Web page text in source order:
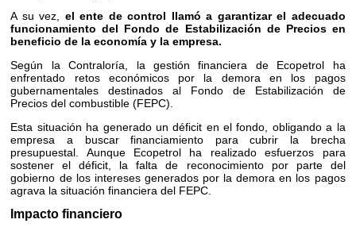
A su vez,
el ente de control llamó a garantizar el adecuado
funcionamiento del Fondo de Estabilización de Precios en
beneficio de la economía y la empresa.
Según la Contraloría, la gestión financiera de Ecopetrol ha
enfrentado retos económicos por la demora en los pagos
gubernamentales destinados al Fondo de Estabilización de
Precios del combustible (FEPC).
Esta situación ha generado un déficit en el fondo, obligando a la
empresa a buscar financiamiento para cubrir la brecha
presupuestal. Aunque Ecopetrol ha realizado esfuerzos para
sostener el déficit, la falta de reconocimiento por parte del
gobierno de los intereses generados por la demora en los pagos
agrava la situación financiera del FEPC.
Impacto financiero